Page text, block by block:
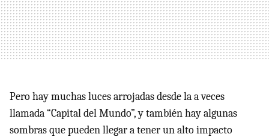
Pero hay muchas luces arrojadas desde la a veces
llamada “Capital del Mundo”, y también hay algunas
sombras que pueden llegar a tener un alto impacto